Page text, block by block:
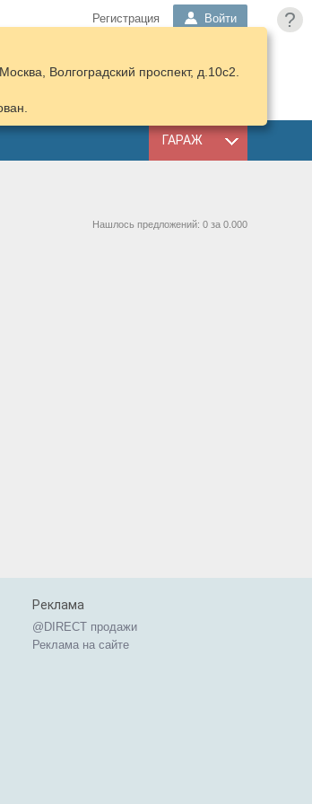
?
Регистрация Войти
КОРЗИНА
ПОДОБРАТЬ
ГАРАЖ
Волгоградский проспект, д.10с2.
Нашлось предложений: 0 за 0.000
Реклама
@DIRECT продажи
Реклама на сайте